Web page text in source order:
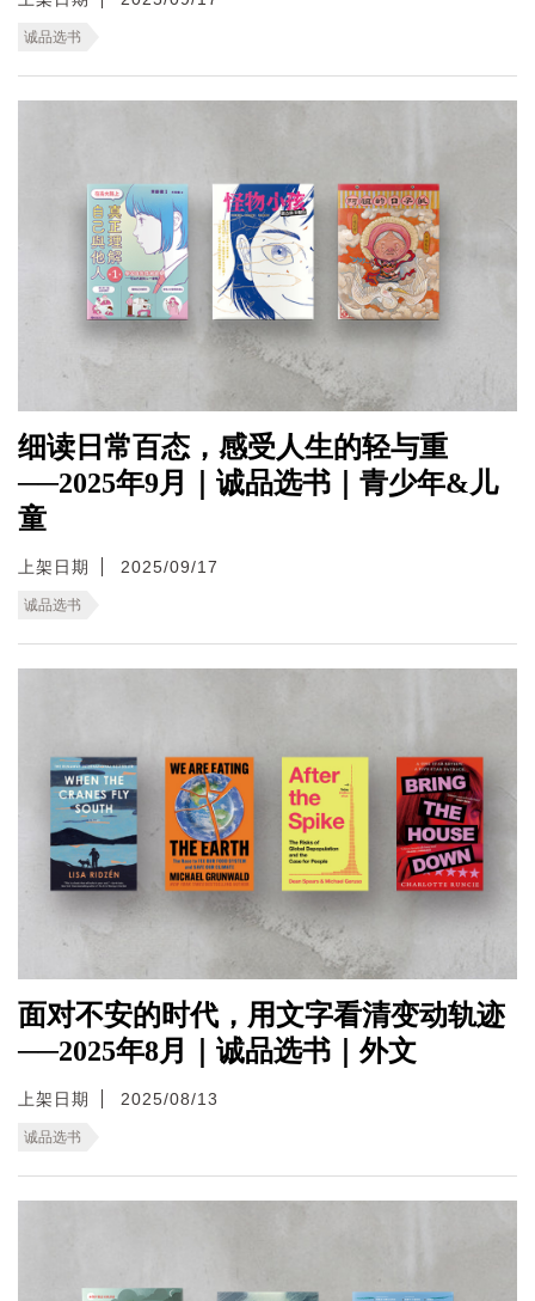
诚品选书
细读日常百态，感受人生的轻与重
──2025年9月｜诚品选书｜青少年&儿
童
上架日期 2025/09/17
诚品选书
面对不安的时代，用文字看清变动轨迹
──2025年8月｜诚品选书｜外文
上架日期 2025/08/13
诚品选书